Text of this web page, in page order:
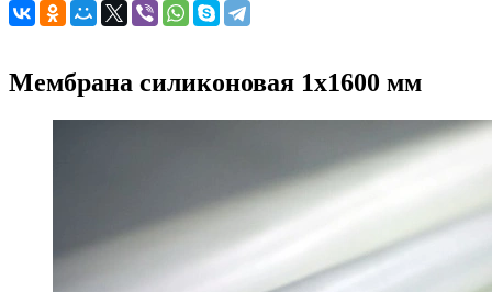
Мембрана силиконовая 1х1600 мм